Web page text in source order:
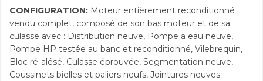
CONFIGURATION: Moteur entièrement reconditionné
vendu complet, composé de son bas moteur et de sa
culasse avec : Distribution neuve, Pompe a eau neuve,
Pompe HP testée au banc et reconditionné, Vilebrequin,
Bloc ré-alésé, Culasse éprouvée, Segmentation neuve,
Coussinets bielles et paliers neufs, Jointures neuves